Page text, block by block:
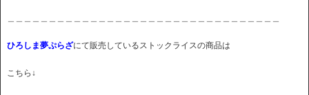
ひろしま夢ぷらざにて販売しているストックライスの商品は
こちら↓